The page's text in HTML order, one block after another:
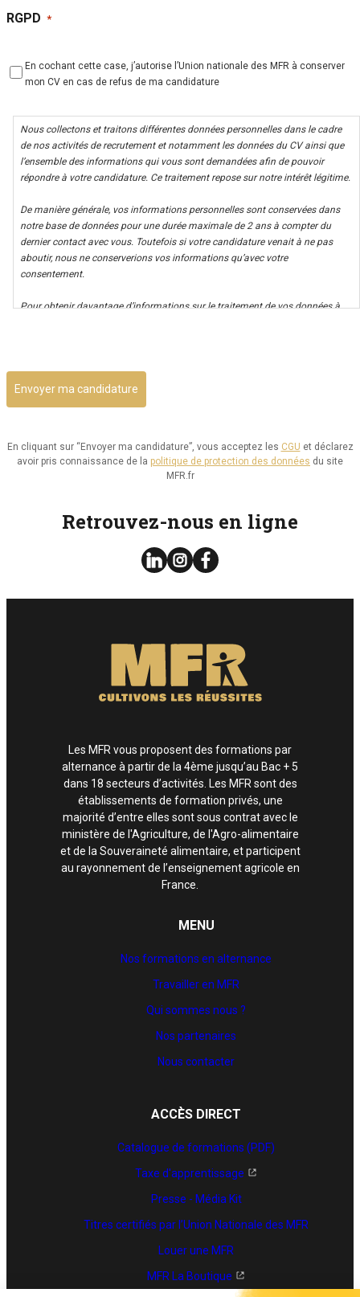
RGPD *
En cochant cette case, j’autorise l’Union nationale des MFR à conserver
mon CV en cas de refus de ma candidature
Nous collectons et traitons différentes données personnelles dans le cadre
de nos activités de recrutement et notamment les données du CV ainsi que
l’ensemble des informations qui vous sont demandées afin de pouvoir
répondre à votre candidature. Ce traitement repose sur notre intérêt légitime.
De manière générale, vos informations personnelles sont conservées dans
notre base de données pour une durée maximale de 2 ans à compter du
dernier contact avec vous. Toutefois si votre candidature venait à ne pas
aboutir, nous ne conserverions vos informations qu’avec votre
consentement.
Pour obtenir davantage d’informations sur le traitement de vos données à
Il vous est possible d’avoir un accès à vos données, ainsi que de les rectifier,
ou d’exercer votre droit à la limitation de leur utilisation. Par ailleurs, vous
disposez d’un droit d’opposition à cette utilisation et d’effacement de ces
Vous pouvez consulter le site de la CNIL.fr ou
Vous pouvez exercer les droits ci-dessus présentés en contactant notre
délégué à la protection des données à l’adresse dpo@mfr.asso.fr
En cliquant sur “Envoyer ma candidature”, vous acceptez les CGU et déclarez
avoir pris connaissance de la politique de protection des données du site
MFR.fr
Retrouvez-nous en ligne
Les MFR vous proposent des formations par
alternance à partir de la 4ème jusqu’au Bac + 5
dans 18 secteurs d’activités. Les MFR sont des
établissements de formation privés, une
majorité d’entre elles sont sous contrat avec le
ministère de l'Agriculture, de l'Agro-alimentaire
et de la Souveraineté alimentaire, et participent
au rayonnement de l’enseignement agricole en
France.
MENU
Nos formations en alternance
Travailler en MFR
Qui sommes nous ?
Nos partenaires
Nous contacter
ACCÈS DIRECT
Catalogue de formations (PDF)
Taxe d'apprentissage
Presse - Média Kit
Titres certifiés par l’Union Nationale des MFR
Louer une MFR
MFR La Boutique